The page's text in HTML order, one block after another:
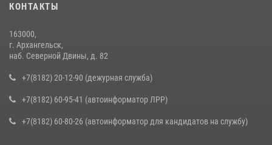
КОНТАКТЫ
163000,
г. Архангельск,
наб. Северной Двины, д. 82
+7(8182) 20-12-90 (дежурная служба)
+7(8182) 60-95-41 (автоинформатор ЛРР)
+7(8182) 60-80-26 (автоинформатор для кандидатов на службу)